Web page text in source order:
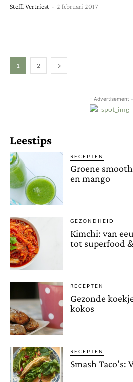
Steffi Vertriest - 2 februari 2017
1 2
- Advertisement -
Leestips
RECEPTEN
Groene
en mango
GEZONDHEID
Kimchi: van
tot superfood
RECEPTEN
Gezonde
kokos
RECEPTEN
Smash Taco’s: